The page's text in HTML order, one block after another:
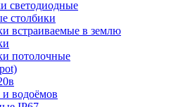
светодиодные
столбики
встраиваемые в землю
потолочные
водоёмов